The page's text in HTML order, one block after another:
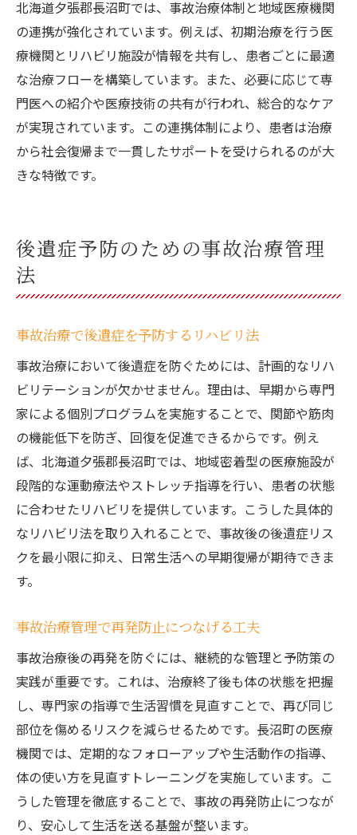
北海道夕張郡長沼町では、事故治療体制と地域医療機関
の連携が強化されています。例えば、初期治療を行う医
療機関とリハビリ施設が情報を共有し、患者ごとに最適
な治療フローを構築しています。また、必要に応じて専
門医への紹介や医療技術の共有が行われ、総合的なケア
が実現されています。この連携体制により、患者は治療
から社会復帰まで一貫したサポートを受けられるのが大
きな特徴です。
後遺症予防のための事故治療管理
法
事故治療で後遺症を予防するリハビリ法
事故治療において後遺症を防ぐためには、計画的なリハ
ビリテーションが欠かせません。理由は、早期から専門
家による個別プログラムを実施することで、関節や筋肉
の機能低下を防ぎ、回復を促進できるからです。例え
ば、北海道夕張郡長沼町では、地域密着型の医療施設が
段階的な運動療法やストレッチ指導を行い、患者の状態
に合わせたリハビリを提供しています。こうした具体的
なリハビリ法を取り入れることで、事故後の後遺症リス
クを最小限に抑え、日常生活への早期復帰が期待できま
す。
事故治療管理で再発防止につなげる工夫
事故治療後の再発を防ぐには、継続的な管理と予防策の
実践が重要です。これは、治療終了後も体の状態を把握
し、専門家の指導で生活習慣を見直すことで、再び同じ
部位を傷めるリスクを減らせるためです。長沼町の医療
機関では、定期的なフォローアップや生活動作の指導、
体の使い方を見直すトレーニングを実施しています。こ
うした管理を徹底することで、事故の再発防止につなが
り、安心して生活を送る基盤が整います。